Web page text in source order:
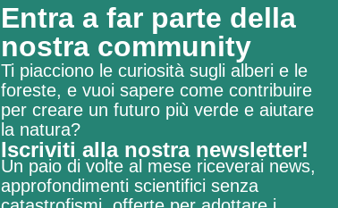
Entra a far parte della
nostra community
Ti piacciono le curiosità sugli alberi e le
foreste, e vuoi sapere come contribuire
per creare un futuro più verde e aiutare
la natura?
Iscriviti alla nostra newsletter!
Un paio di volte al mese riceverai news,
approfondimenti scientifici senza